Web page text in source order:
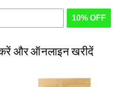
10% OFF
करें और ऑनलाइन खरीदें